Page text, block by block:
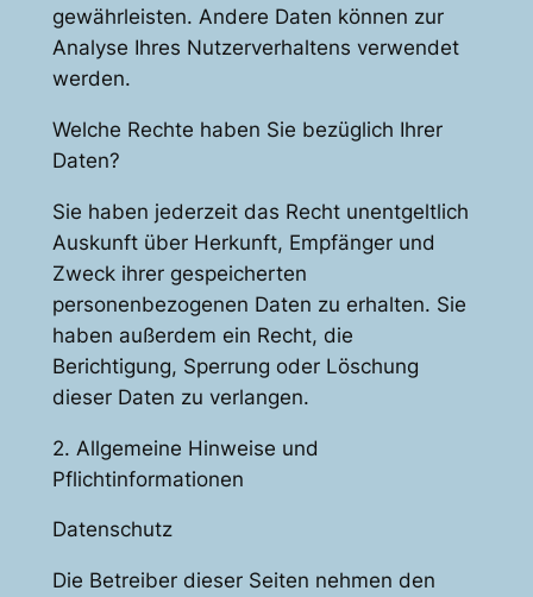
gewährleisten. Andere Daten können zur
Analyse Ihres Nutzerverhaltens verwendet
werden.
Welche Rechte haben Sie bezüglich Ihrer
Daten?
Sie haben jederzeit das Recht unentgeltlich
Auskunft über Herkunft, Empfänger und
Zweck ihrer gespeicherten
personenbezogenen Daten zu erhalten. Sie
haben außerdem ein Recht, die
Berichtigung, Sperrung oder Löschung
dieser Daten zu verlangen.
2. Allgemeine Hinweise und
Pflichtinformationen
Datenschutz
Die Betreiber dieser Seiten nehmen den